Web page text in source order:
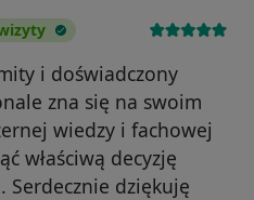
i doświadczony
zna się na swoim
wiedzy i fachowej
właściwą decyzję
Serdecznie dziękuję